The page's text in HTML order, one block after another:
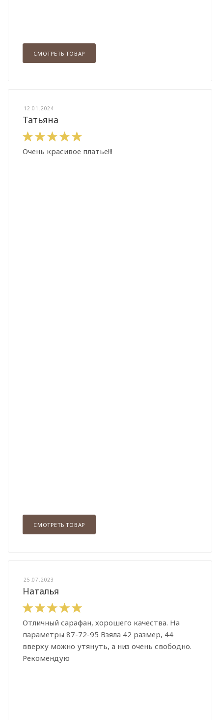
СМОТРЕТЬ ТОВАР
12.01.2024
Татьяна
Очень красивое платье!!!
СМОТРЕТЬ ТОВАР
25.07.2023
Наталья
Отличный сарафан, хорошего качества. На
параметры 87-72-95 Взяла 42 размер, 44
вверху можно утянуть, а низ очень свободно.
Рекомендую